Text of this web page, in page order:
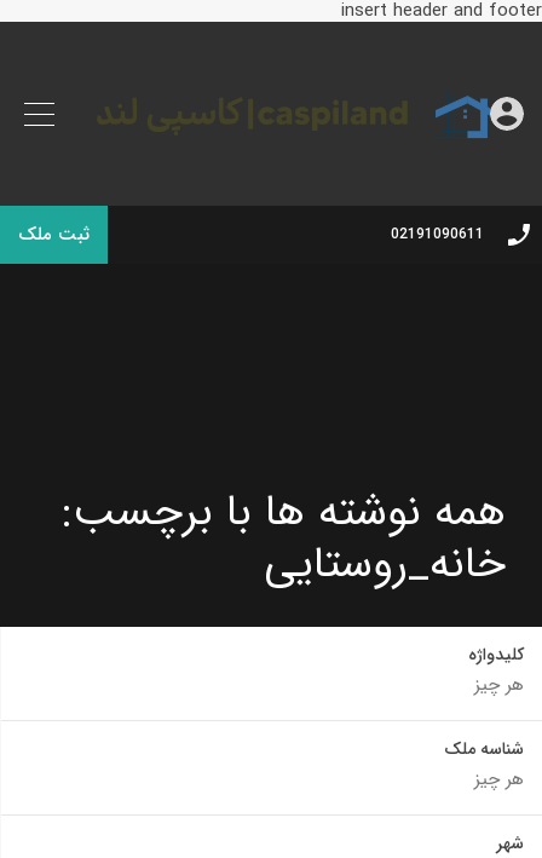
insert header and footer
02191090611 ثبت ملک
همه نوشته ها با برچسب:
خانه_روستایی
کلیدواژه
شناسه ملک
شهر